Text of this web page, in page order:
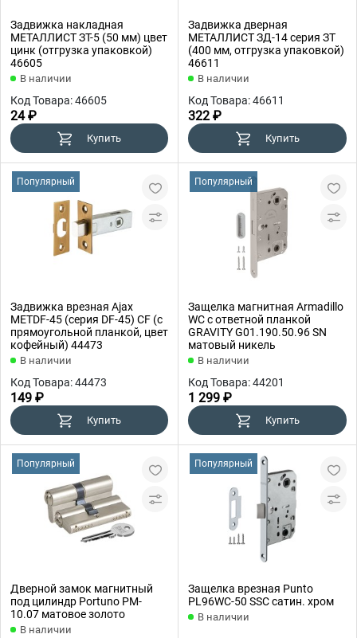
Задвижка накладная
МЕТАЛЛИСТ ЗТ-5 (50 мм) цвет
цинк (отгрузка упаковкой)
46605
В наличии
Код Товара: 46605
24 ₽
Купить
Задвижка дверная
МЕТАЛЛИСТ ЗД-14 серия ЗТ
(400 мм, отгрузка упаковкой)
46611
В наличии
Код Товара: 46611
322 ₽
Купить
Популярный
Задвижка врезная Ajax
METDF-45 (серия DF-45) CF (с
прямоугольной планкой, цвет
кофейный) 44473
В наличии
Код Товара: 44473
149 ₽
Купить
Популярный
Защелка магнитная Armadillo
WC с ответной планкой
GRAVITY G01.190.50.96 SN
матовый никель
В наличии
Код Товара: 44201
1 299 ₽
Купить
Популярный
Дверной замок магнитный
под цилиндр Portuno PM-
10.07 матовое золото
В наличии
Популярный
Защелка врезная Punto
PL96WC-50 SSC сатин. хром
В наличии